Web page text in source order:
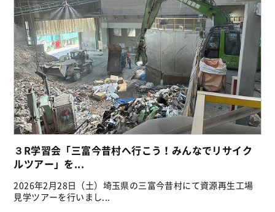
３R学習会「三富今昔村へ行こう！みんなでリサイク
ルツアー」を...
2026年2月28日（土）埼玉県の三富今昔村にて資源再生工場
見学ツアーを行いまし...